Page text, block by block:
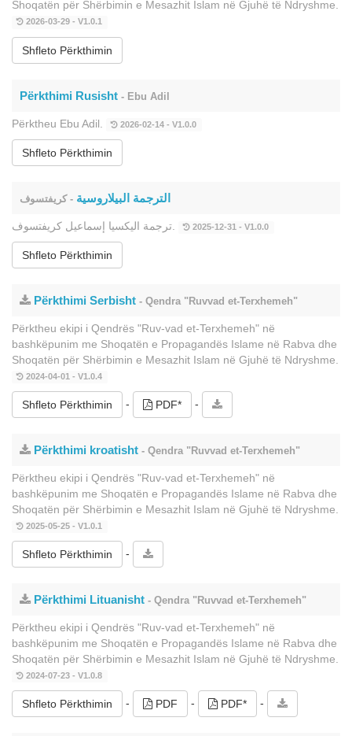
Shoqatën për Shërbimin e Mesazhit Islam në Gjuhë të Ndryshme.
2026-03-29 - V1.0.1
Shfleto Përkthimin
Përkthimi Rusisht - Ebu Adil
Përktheu Ebu Adil. 2026-02-14 - V1.0.0
Shfleto Përkthimin
الترجمة البيلاروسية - كريفتسوف
2025-12-31 - V1.0.0
Shfleto Përkthimin
Përkthimi Serbisht - Qendra "Ruvvad et-Terxhemeh"
Përktheu ekipi i Qendrës "Ruv-vad et-Terxhemeh" në
bashkëpunim me Shoqatën e Propagandës Islame në Rabva dhe
Shoqatën për Shërbimin e Mesazhit Islam në Gjuhë të Ndryshme.
2024-04-01 - V1.0.4
Shfleto Përkthimin - PDF* -
Përkthimi kroatisht - Qendra "Ruvvad et-Terxhemeh"
Përktheu ekipi i Qendrës "Ruv-vad et-Terxhemeh" në
bashkëpunim me Shoqatën e Propagandës Islame në Rabva dhe
Shoqatën për Shërbimin e Mesazhit Islam në Gjuhë të Ndryshme.
2025-05-25 - V1.0.1
Shfleto Përkthimin -
Përkthimi Lituanisht - Qendra "Ruvvad et-Terxhemeh"
Përktheu ekipi i Qendrës "Ruv-vad et-Terxhemeh" në
bashkëpunim me Shoqatën e Propagandës Islame në Rabva dhe
Shoqatën për Shërbimin e Mesazhit Islam në Gjuhë të Ndryshme.
2024-07-23 - V1.0.8
Shfleto Përkthimin - PDF - PDF* -